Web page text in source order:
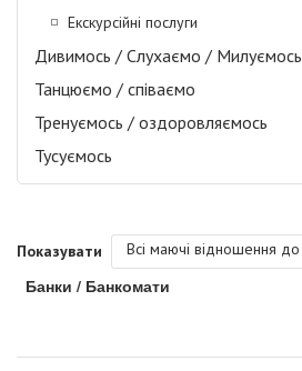
Екскурсійні послуги
Дивимось / Слухаємо / Милуємось
Танцюємо / співаємо
Тренуємось / оздоровляємось
Тусуємось
Показувати Всі маючі відношення до
Банки / Банкомати